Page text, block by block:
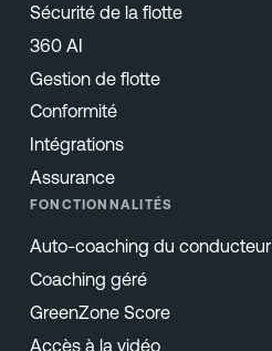
Sécurité de la flotte
360 AI
Gestion de flotte
Conformité
Intégrations
Assurance
FONCTIONNALITÉS
Auto-coaching du conducteur
Coaching géré
GreenZone Score
Accès à la vidéo